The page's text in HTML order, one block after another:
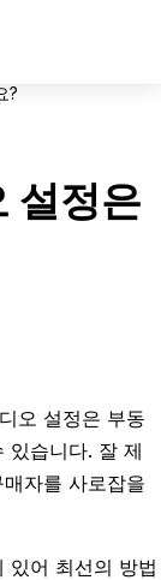
?
설정은
오 설정은 부동
있습니다. 잘 제
자를 사로잡을
있어 최선의 방법